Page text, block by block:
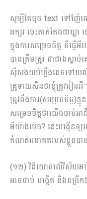
សូម្បីតែចុច text ទៅញ៉ែគេ
អក្សរ ចេះតាក់តែងជាឃ្លា
ក្នុងការសម្រេចចិត្ត គឺធ្វើអី
បានត្រឹមត្រូវ ជាជាងស្ដា
ស៊ីសងយប់ហ្នឹងដេកទៅយ
គ្រូទាយសិនថាខ្ញុំត្រូវរៀន
ត្រូវពឹងការ(សម្រេចចិត្ត)
សម្រេចចិត្តថាយើងចាប់
អីយ៉ាងម៉េច? នេះបង្កើនឲ្យ
កំណត់អនាគតរបស់ខ្លួនបា
(១២) វិនិយោគលើវិស័យអប់
អាចចាប់ បង្កើត និងពង្រី